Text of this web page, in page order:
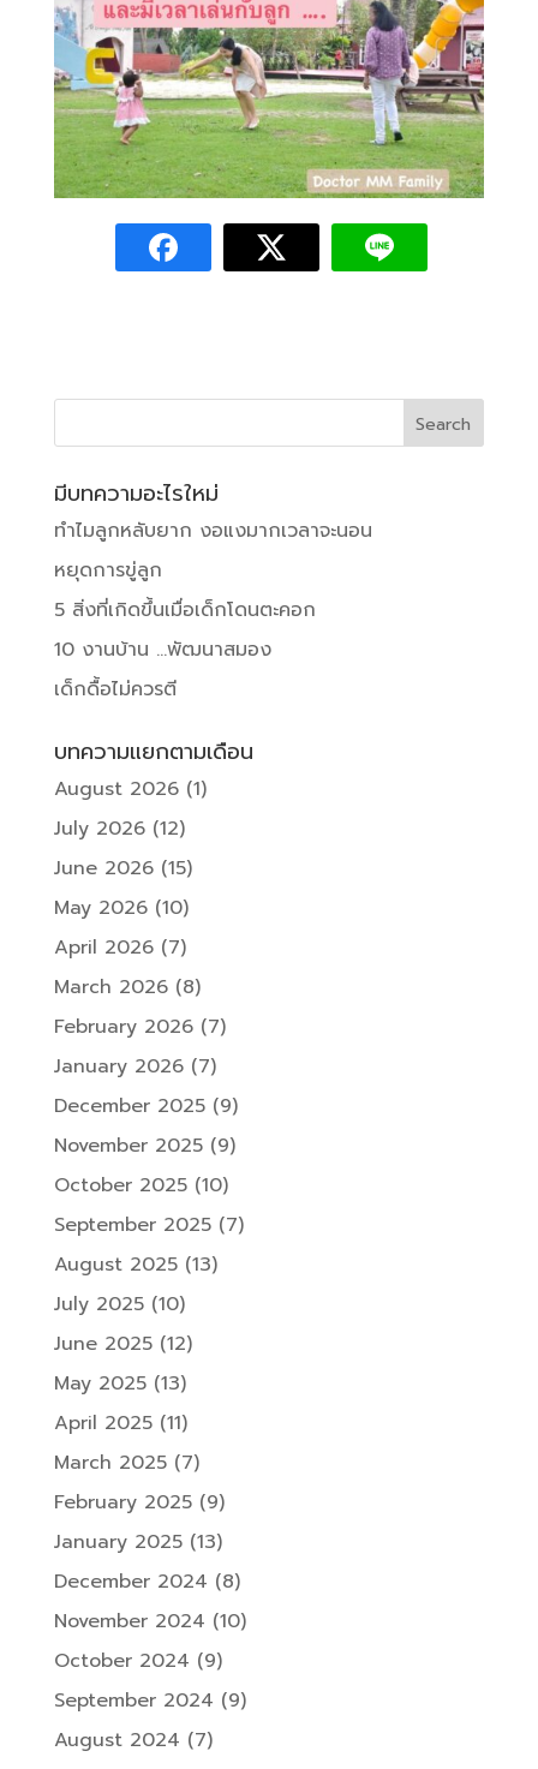
มีบทความอะไรใหม่
ทำไมลูกหลับยาก งอแงมากเวลาจะนอน
หยุดการขู่ลูก
5 สิ่งที่เกิดขึ้นเมื่อเด็กโดนตะคอก
10 งานบ้าน …พัฒนาสมอง
เด็กดื้อไม่ควรตี
บทความแยกตามเดือน
August 2026(1)
July 2026(12)
June 2026(15)
May 2026(10)
April 2026(7)
March 2026(8)
February 2026(7)
January 2026(7)
December 2025(9)
November 2025(9)
October 2025(10)
September 2025(7)
August 2025(13)
July 2025(10)
June 2025(12)
May 2025(13)
April 2025(11)
March 2025(7)
February 2025(9)
January 2025(13)
December 2024 (8)
November 2024 (10)
October 2024 (9)
September 2024 (9)
August 2024 (7)